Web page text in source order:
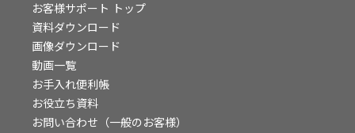
お客様サポート トップ
資料ダウンロード
画像ダウンロード
動画一覧
お手入れ便利帳
お役立ち資料
お問い合わせ（一般のお客様）